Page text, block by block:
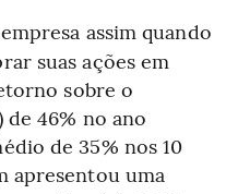
assim quando
suas ações em
sobre o
46% no ano
de 35% nos 10
apresentou uma